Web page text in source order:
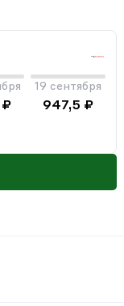
₽
19 сентября
947,5 ₽